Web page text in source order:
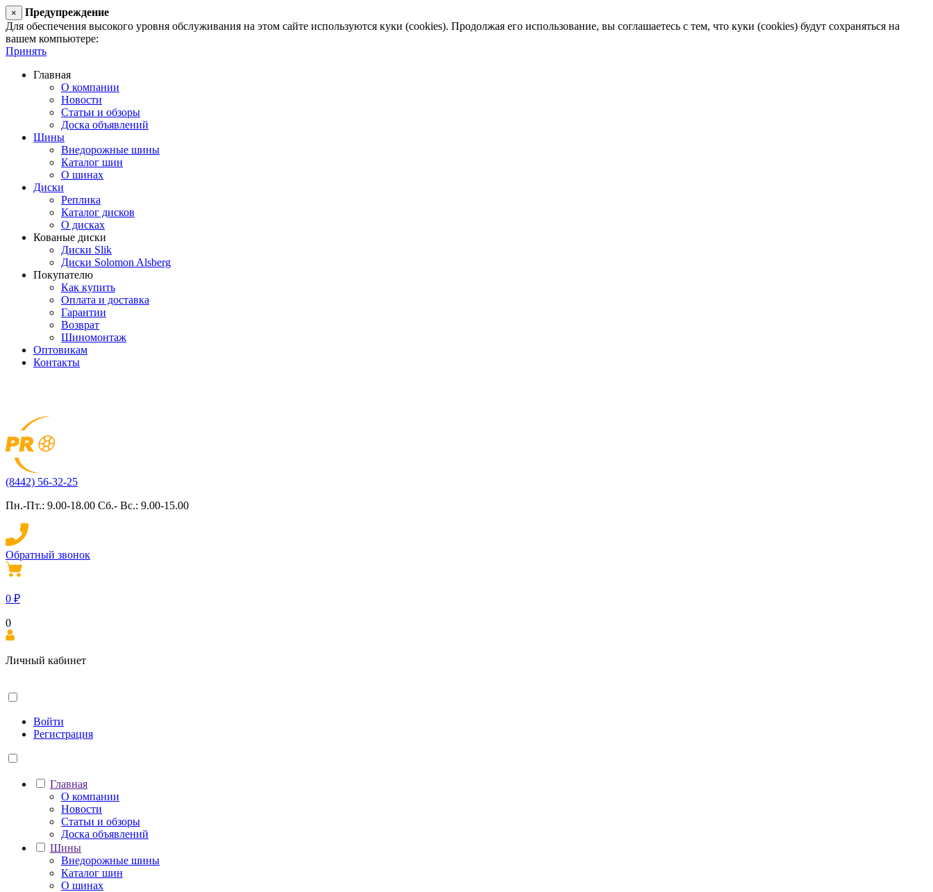
×
Предупреждение
Для обеспечения высокого уровня обслуживания на этом сайте используются куки (cookies). Продолжая его использование, вы соглашаетесь с тем, что куки (cookies) будут сохраняться на
вашем компьютере:
Принять
Главная
О компании
Новости
Статьи и обзоры
Доска объявлений
Шины
Внедорожные шины
Каталог шин
О шинах
Диски
Реплика
Каталог дисков
О дисках
Кованые диски
Диски Slik
Диски Solomon Alsberg
Покупателю
Как купить
Оплата и доставка
Гарантии
Возврат
Шиномонтаж
Оптовикам
Контакты
(8442) 56-32-25
Пн.-Пт.: 9.00-18.00 Сб.- Вс.: 9.00-15.00
Обратный звонок
0 ₽
0
Личный кабинет
Войти
Регистрация
Главная
О компании
Новости
Статьи и обзоры
Доска объявлений
Шины
Внедорожные шины
Каталог шин
О шинах